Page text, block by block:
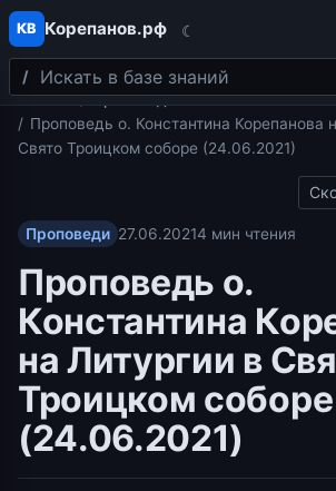
Перейти к содержимому
КВ Корепанов.рф ☾
Поиск
Главная
Проповеди
Проповедь о. Константина Корепанова
Свято Троицком соборе (24.06.2021)
Проповеди 27.06.20214 мин чтения
Проповедь о.
Константина
на Литургии в
Троицком соборе
(24.06.2021)